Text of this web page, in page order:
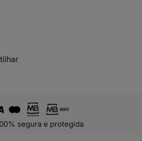
segura e protegida